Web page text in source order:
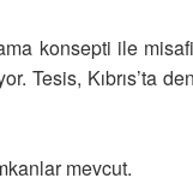
konsepti ile
Tesis, Kıbrıs’ta
mevcut.